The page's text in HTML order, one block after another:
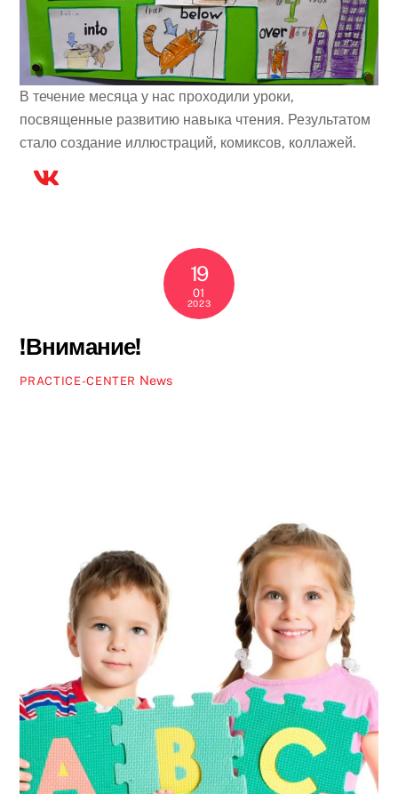
В течение месяца у нас проходили уроки,
посвященные развитию навыка чтения. Результатом
стало создание иллюстраций, комиксов, коллажей.
19
01
2023
!Внимание!
PRACTICE-CENTER News